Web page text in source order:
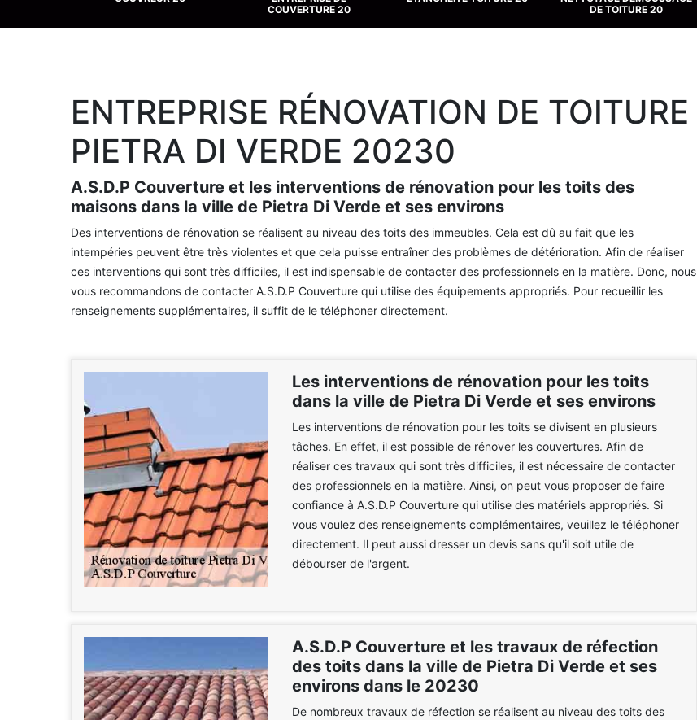
COUVERTURE 20
DE TOITURE 20
ENTREPRISE RÉNOVATION DE TOITURE
PIETRA DI VERDE 20230
A.S.D.P Couverture et les interventions de rénovation pour les toits des
maisons dans la ville de Pietra Di Verde et ses environs
Des interventions de rénovation se réalisent au niveau des toits des immeubles. Cela est dû au fait que les
intempéries peuvent être très violentes et que cela puisse entraîner des problèmes de détérioration. Afin de réaliser
ces interventions qui sont très difficiles, il est indispensable de contacter des professionnels en la matière. Donc, nous
vous recommandons de contacter A.S.D.P Couverture qui utilise des équipements appropriés. Pour recueillir les
renseignements supplémentaires, il suffit de le téléphoner directement.
Les interventions de rénovation pour les toits
dans la ville de Pietra Di Verde et ses environs
Les interventions de rénovation pour les toits se divisent en plusieurs
tâches. En effet, il est possible de rénover les couvertures. Afin de
réaliser ces travaux qui sont très difficiles, il est nécessaire de contacter
des professionnels en la matière. Ainsi, on peut vous proposer de faire
confiance à A.S.D.P Couverture qui utilise des matériels appropriés. Si
vous voulez des renseignements complémentaires, veuillez le téléphoner
directement. Il peut aussi dresser un devis sans qu'il soit utile de
débourser de l'argent.
A.S.D.P Couverture et les travaux de réfection
des toits dans la ville de Pietra Di Verde et ses
environs dans le 20230
De nombreux travaux de réfection se réalisent au niveau des toits des